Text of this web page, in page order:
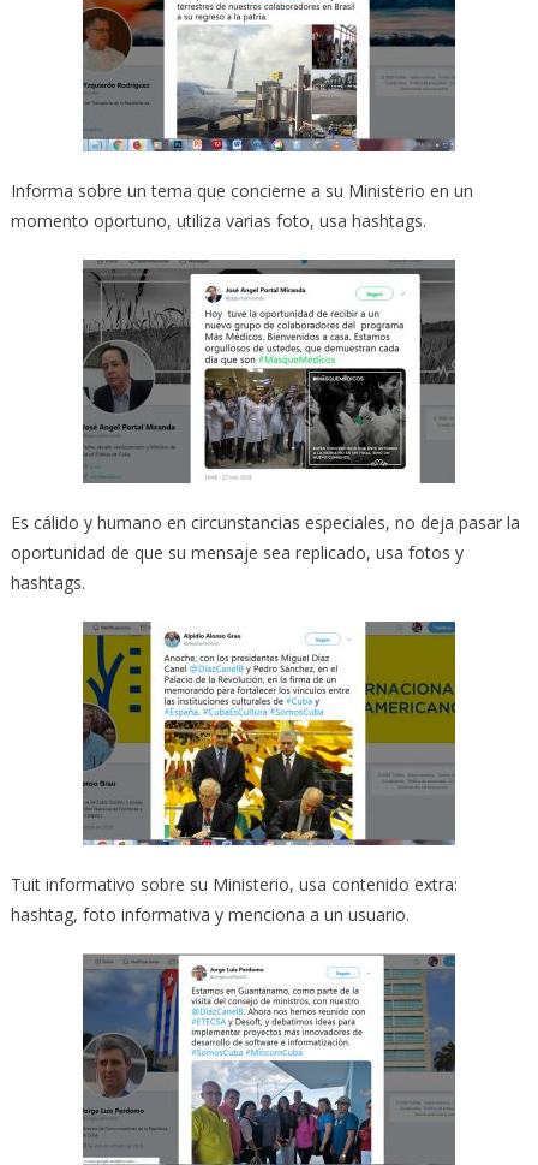
Informa sobre un tema que concierne a su Ministerio en un
momento oportuno, utiliza varias foto, usa hashtags.
Es cálido y humano en circunstancias especiales, no deja pasar la
oportunidad de que su mensaje sea replicado, usa fotos y
hashtags.
Tuit informativo sobre su Ministerio, usa contenido extra:
hashtag, foto informativa y menciona a un usuario.